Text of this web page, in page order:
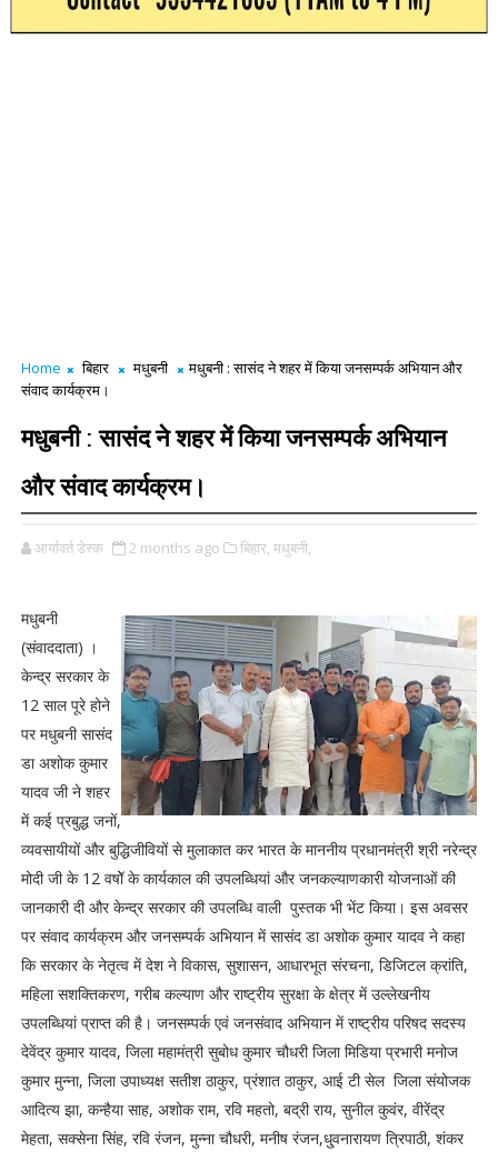
Home बिहार मधुबनी
मधुबनी : सासंद ने शहर में किया जनसम्पर्क अभियान और
संवाद कार्यक्रम।
मधुबनी : सासंद ने शहर में किया जनसम्पर्क अभियान
और संवाद कार्यक्रम।
आर्यावर्त डेस्क 2 months ago बिहार, मधुबनी,
मधुबनी
(संवाददाता) ।
केन्द्र सरकार के
12 साल पूरे होने
पर मधुबनी सासंद
डा अशोक कुमार
यादव जी ने शहर
में कई प्रबुद्ध जनों,
व्यवसायीयों और बुद्धिजीवियों से मुलाकात कर भारत के माननीय प्रधानमंत्री श्री नरेन्द्र
मोदी जी के 12 वषोॅ के कार्यकाल की उपलब्धियां और जनकल्याणकारी योजनाओं की
जानकारी दी और केन्द्र सरकार की उपलब्धि वाली पुस्तक भी भेंट किया। इस अवसर
पर संवाद कार्यक्रम और जनसम्पर्क अभियान में सासंद डा अशोक कुमार यादव ने कहा
कि सरकार के नेतृत्व में देश ने विकास, सुशासन, आधारभूत संरचना, डिजिटल क्रांति,
महिला सशक्तिकरण, गरीब कल्याण और राष्ट्रीय सुरक्षा के क्षेत्र में उल्लेखनीय
उपलब्धियां प्राप्त की है। जनसम्पर्क एवं जनसंवाद अभियान में राष्ट्रीय परिषद सदस्य
देवेंद्र कुमार यादव, जिला महामंत्री सुबोध कुमार चौधरी जिला मिडिया प्रभारी मनोज
कुमार मुन्ना, जिला उपाध्यक्ष सतीश ठाकुर, प्रंशात ठाकुर, आई टी सेल जिला संयोजक
आदित्य झा, कन्हैया साह, अशोक राम, रवि महतो, बद्री राय, सुनील कुवंर, वीरेंद्र
मेहता, सक्सेना सिंह, रवि रंजन, मुन्ना चौधरी, मनीष रंजन,धु्वनारायण त्रिपाठी, शंकर